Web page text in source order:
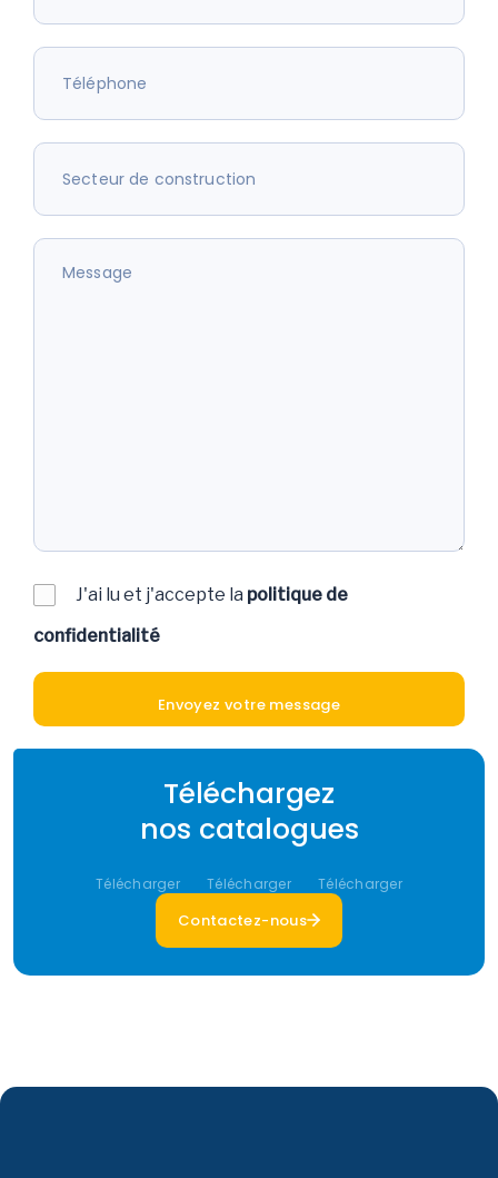
J'ai lu et j'accepte la politique de
confidentialité
Téléchargez
nos catalogues
Télécharger Télécharger Télécharger
Contactez-nous